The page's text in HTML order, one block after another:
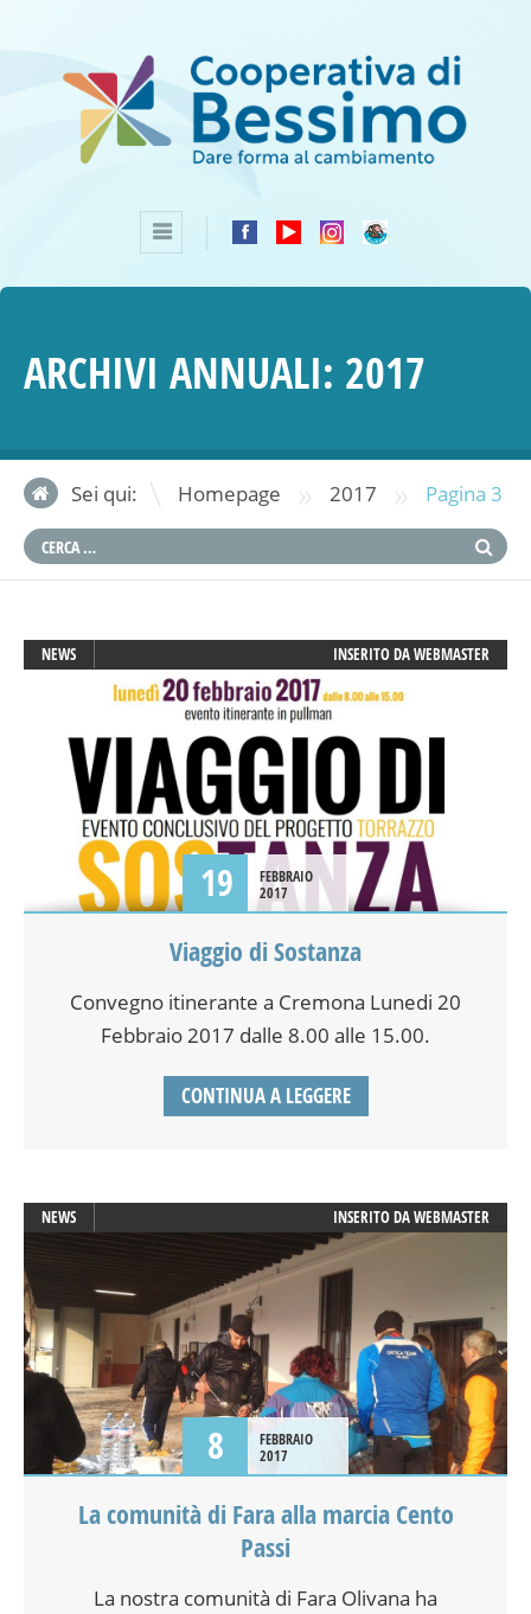
ARCHIVI ANNUALI: 2017
Sei qui: Homepage » 2017 » Pagina 3
NEWS INSERITO DAWEBMASTER
19
FEBBRAIO
2017
Viaggio di Sostanza
Convegno itinerante a Cremona Lunedi 20
Febbraio 2017 dalle 8.00 alle 15.00.
CONTINUA A LEGGERE
NEWS INSERITO DAWEBMASTER
8
FEBBRAIO
2017
La comunità di Fara alla marcia Cento
Passi
La nostra comunità di Fara Olivana ha